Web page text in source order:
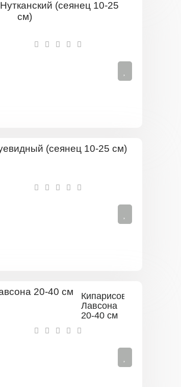
Кипарисовик
Лавсона
20-40 см